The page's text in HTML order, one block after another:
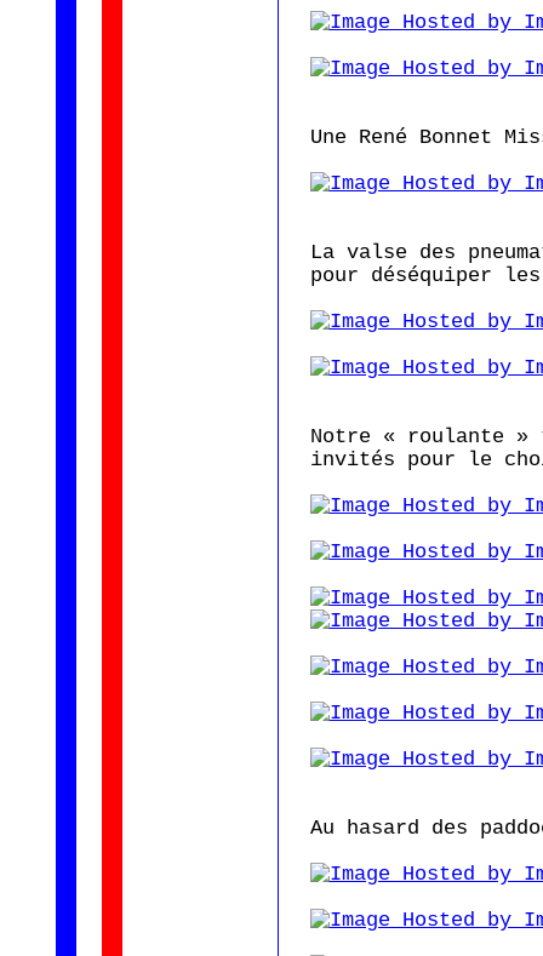
Une René Bonnet
La valse des
pour déséquiper
Notre « roulante »
invités pour le
Au hasard des